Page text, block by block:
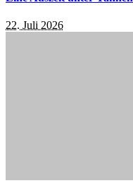
22. Juli 2026